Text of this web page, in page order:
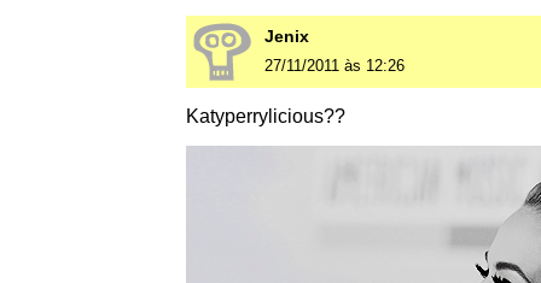
Jenix
27/11/2011 às 12:26
Katyperrylicious??